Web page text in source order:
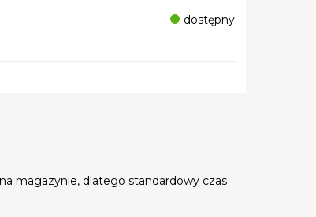
dostępny
magazynie, dlatego standardowy czas